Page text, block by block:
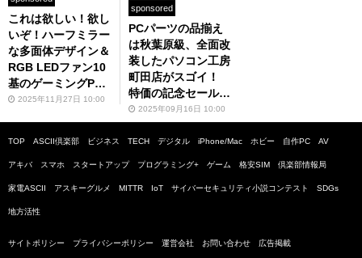
これは欲しい！欲し
いぞ！ハーフミラー
な多面体デザイン＆
RGB LEDファン10
基のゲーミングP
C、RTX 5070 Tiで
2025年11月27日 10:00
sponsored
PCパーツの品揃え
は秋葉原級、全面改
装したパソコン工房
町田店がスゴイ！
特価の記念セールは
9月19日まで
2025年09月16日 10:00
TOP ASCII倶楽部 ビジネス TECH デジタル iPhone/Mac ホビー 自作PC AV
アキバ スマホ スタートアップ プログラミング+ ゲーム 格安SIM 倶楽部情報局
家電ASCII アスキーグルメ MITTR IoT サイバーセキュリティ小説コンテスト SDGs
地方活性
サイトポリシー プライバシーポリシー 運営会社 お問い合わせ 広告掲載